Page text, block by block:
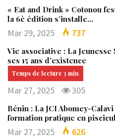
« Eat and Drink » Cotonou
la 6è édition s’installe…
Mar 29, 2025 737
Vie associative : La
ses 15 ans d’existence
Mar 27, 2025 305
Bénin : La JCI Abomey-
formation pratique en
Mar 27, 2025 626